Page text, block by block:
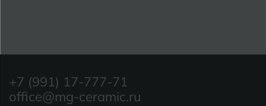
+7 (991) 17-777-71
office@mg-ceramic.ru